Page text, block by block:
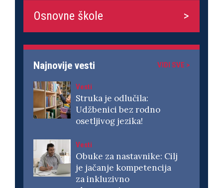
Osnovne škole
Najnovije vesti VIDI SVE >
Vesti
Struka je odlučila:
Udžbenici bez rodno
osetljivog jezika!
Vesti
Obuke za nastavnike: Cilj
je jačanje kompetencija
za inkluzivno